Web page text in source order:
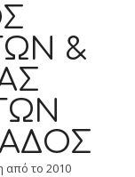
&
από το 2010